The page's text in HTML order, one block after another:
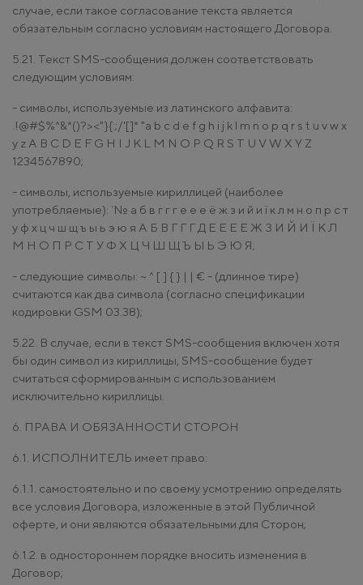
случае, если такое согласование текста является
обязательным согласно условиям настоящего Договора.
5.21. Текст SMS-сообщения должен соответствовать
следующим условиям:
- символы, используемые из латинского алфавита:
.!@#$%^&*()?><"}{:;/'[]* "a b c d e f g h i j k l m n o p q r s t u v w x
y z A B C D E F G H I J K L M N O P Q R S T U V W X Y Z
1234567890;
- символы, используемые кириллицей (наиболее
употребляемые): `№ а б в г г г е е е ё ж з и й и ї к л м н о п р с т
у ф х ц ч ш щ ъ ы ь э ю я А Б В Г Г Г Д Е Е Е Е Ж З И Й И Ї К Л
М Н О П Р С Т У Ф Х Ц Ч Ш Щ Ъ Ы Ь Э Ю Я;
- следующие символы: ~ ^ [ ] { } | | € - (длинное тире)
считаются как два символа (согласно спецификации
кодировки GSM 03.38);
5.22. В случае, если в текст SMS-сообщения включен хотя
бы один символ из кириллицы, SMS-сообщение будет
считаться сформированным с использованием
исключительно кириллицы.
6. ПРАВА И ОБЯЗАННОСТИ СТОРОН
6.1. ИСПОЛНИТЕЛЬ имеет право:
6.1.1. самостоятельно и по своему усмотрению определять
все условия Договора, изложенные в этой Публичной
оферте, и они являются обязательными для Сторон;
6.1.2. в одностороннем порядке вносить изменения в
Договор;